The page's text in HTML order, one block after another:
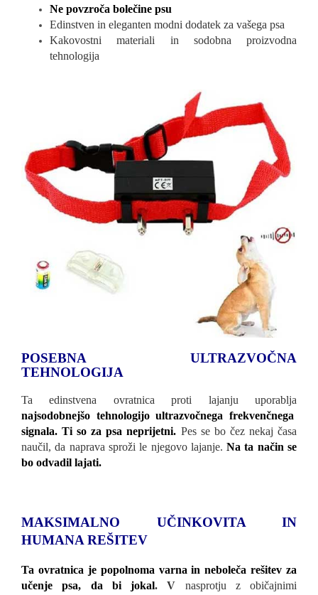
Ne povzroča bolečine psu
Edinstven in eleganten modni dodatek za vašega psa
Kakovostni materiali in sodobna proizvodna
tehnologija
POSEBNA ULTRAZVOČNA
TEHNOLOGIJA
Ta edinstvena ovratnica proti lajanju uporablja
najsodobnejšo tehnologijo ultrazvočnega frekvenčnega
signala. Ti so za psa neprijetni. Pes se bo čez nekaj časa
naučil, da naprava sproži le njegovo lajanje.Na ta način se
bo odvadil lajati.
MAKSIMALNO UČINKOVITA IN
HUMANA REŠITEV
Ta ovratnica je popolnoma varna in neboleča rešitev za
učenje psa, da bi jokal. V nasprotju z običajnimi